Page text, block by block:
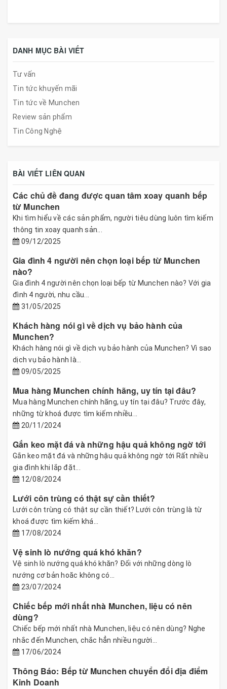
DANH MỤC BÀI VIẾT
Tư vấn
Tin tức khuyến mãi
Tin tức về Munchen
Review sản phẩm
Tin Công Nghệ
BÀI VIẾT LIÊN QUAN
Các chủ đề đang được quan tâm xoay quanh bếp
từ Munchen
Khi tìm hiểu về các sản phẩm, người tiêu dùng luôn tìm kiếm
thông tin xoay quanh sản...
09/12/2025
Gia đình 4 người nên chọn loại bếp từ Munchen
nào?
Gia đình 4 người nên chọn loại bếp từ Munchen nào? Với gia
đình 4 người, nhu cầu...
31/05/2025
Khách hàng nói gì về dịch vụ bảo hành của
Munchen?
Khách hàng nói gì về dịch vụ bảo hành của Munchen? Vì sao
dịch vụ bảo hành là...
09/05/2025
Mua hàng Munchen chính hãng, uy tín tại đâu?
Mua hàng Munchen chính hãng, uy tín tại đâu? Trước đây,
những từ khoá được tìm kiếm nhiều...
20/11/2024
Gắn keo mặt đá và những hậu quả không ngờ tới
Gắn keo mặt đá và những hậu quả không ngờ tới Rất nhiều
gia đình khi lắp đặt...
12/08/2024
Lưới côn trùng có thật sự cần thiết?
Lưới côn trùng có thật sự cần thiết? Lưới côn trùng là từ
khoá được tìm kiếm khá...
17/08/2024
Vệ sinh lò nướng quá khó khăn?
Vệ sinh lò nướng quá khó khăn? Đối với những dòng lò
nướng cơ bản hoăc không có...
23/07/2024
Chiếc bếp mới nhất nhà Munchen, liệu có nên
dùng?
Chiếc bếp mới nhất nhà Munchen, liệu có nên dùng? Nghe
nhắc đến Munchen, chắc hẳn nhiều người...
17/06/2024
Thông Báo: Bếp từ Munchen chuyển đổi địa điểm
Kinh Doanh